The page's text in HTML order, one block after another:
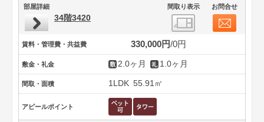
部屋詳細 間取り表示 お問合せ
34階3420
賃料・管理費・共益費 330,000円 0円
敷金・礼金 2.0ヶ月 1.0ヶ月
間取・面積 1LDK 55.91㎡
アピールポイント